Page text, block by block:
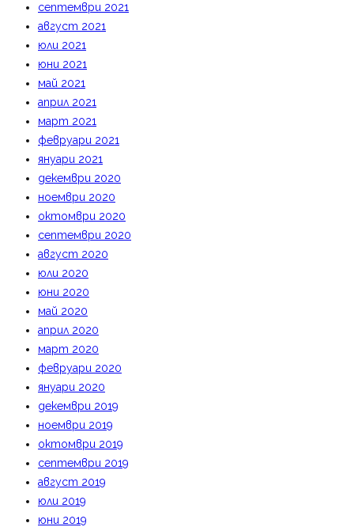
септември 2021
август 2021
юли 2021
юни 2021
май 2021
април 2021
март 2021
февруари 2021
януари 2021
декември 2020
ноември 2020
октомври 2020
септември 2020
август 2020
юли 2020
юни 2020
май 2020
април 2020
март 2020
февруари 2020
януари 2020
декември 2019
ноември 2019
октомври 2019
септември 2019
август 2019
юли 2019
юни 2019